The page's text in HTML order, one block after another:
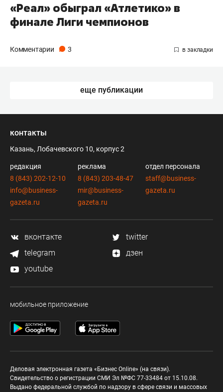
«Реал» обыграл «Атлетико» в
финале Лиги чемпионов
Комментарии 3
еще публикации
контакты
Казань, Лобачевского 10, корпус 2
редакция
8 (843) 202-12-10
info@business-
gazeta.ru
реклама
8 (843) 203-48-47
mir@business-
gazeta.ru
отдел персонала
staff@business-
gazeta.ru
вконтакте
twitter
telegram
дзен
youtube
мобильное приложение
Деловая электронная газета «Бизнес Online» (на связи).
Свидетельство о регистрации СМИ Эл №ФС 77-33484 от 15.10.08.
Выдано федеральной службой по надзору в сфере связи и массовых